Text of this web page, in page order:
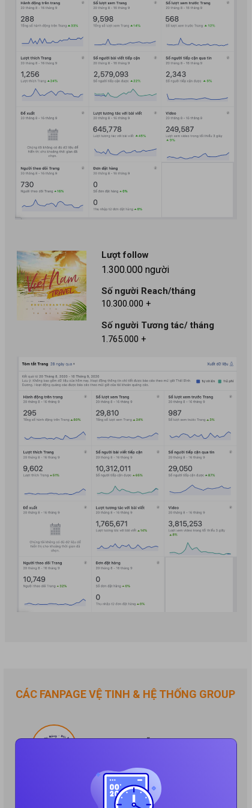
Review Đà Nẵng - Hội An
Review Quy Nhơn
CÁC FANPAGE VỆ TINH & HỆ THỐNG GROUP
Số người Tương tác/ tháng
1.765.000 +
Số người Reach/tháng
10.300.000 +
Lượt follow
1.300.000 người